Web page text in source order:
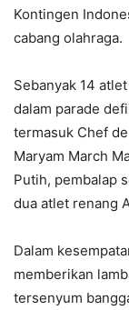
Kontingen
cabang olahraga.
Sebanyak 14
dalam parade
termasuk Chef
Maryam March
Putih, pembalap
dua atlet renang
Dalam
memberikan
tersenyum